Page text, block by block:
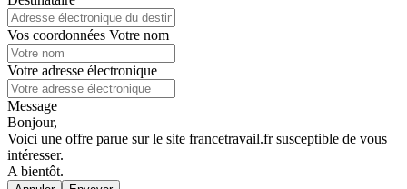
Vos coordonnées Votre nom
Votre adresse électronique
Message
Bonjour,
Voici une offre parue sur le site francetravail.fr susceptible de vous
intéresser.
A bientôt.